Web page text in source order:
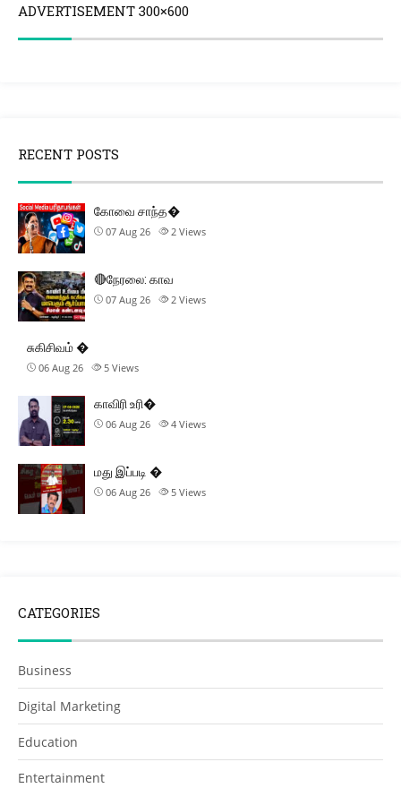
ADVERTISEMENT 300×600
RECENT POSTS
கோவை சாந்த�
07 Aug 26 2 Views
🔴நேரலை: காவ
07 Aug 26 2 Views
சுகிசிவம் �
06 Aug 26 5 Views
காவிரி உரி�
06 Aug 26 4 Views
மது இப்படி �
06 Aug 26 5 Views
CATEGORIES
Business
Digital Marketing
Education
Entertainment